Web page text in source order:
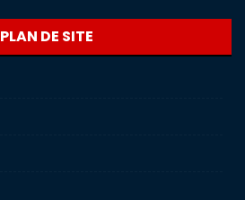
PLAN DE SITE